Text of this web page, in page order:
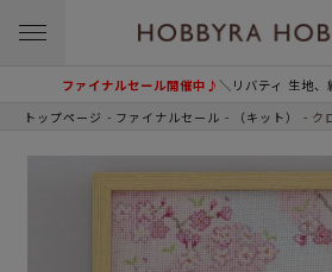
ファイナルセール開催中♪＼リバティ 生地
トップページ ファイナルセール （キット） ク